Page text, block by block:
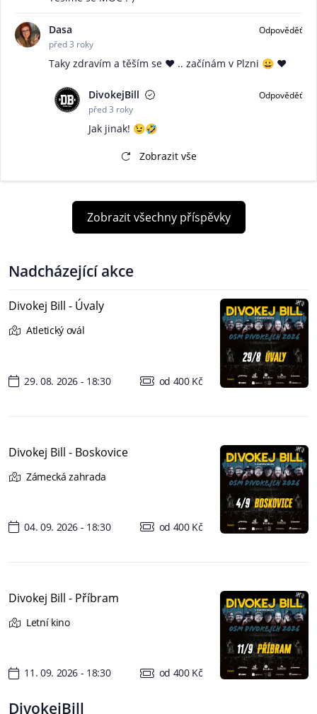
Dasa
Odpověděť
před 3 roky
Taky zdravím a těším se ❤️ .. začínám v Plzni 😀 ❤️
DivokejBill
Odpověděť
před 3 roky
Jak jinak! 😉🤣
Zobrazit vše
Zobrazit všechny příspěvky
Nadcházející akce
Divokej Bill - Úvaly
Atletický ovál
29. 08. 2026 - 18:30 od 400 Kč
Divokej Bill - Boskovice
Zámecká zahrada
04. 09. 2026 - 18:30 od 400 Kč
Divokej Bill - Příbram
Letní kino
11. 09. 2026 - 18:30 od 400 Kč
DivokejBill